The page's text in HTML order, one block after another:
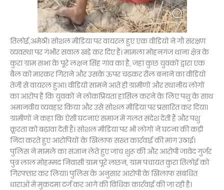
तिलोई,अमेठी। सोशल मीडिया पर वायरल हुए एक वीडियो ने गौ संरक्षण
व्यवस्था पर गंभीर सवाल खड़े कर दिए हैं। मामला मोहनगंज थाना क्षेत्र के
कुरा ग्राम सभा के पूरे लक्षन सिंह गांव का है, जहां कुछ युवकों द्वारा एक
बैल को मारकर गिराने और उसके ऊपर चढ़कर रील बनाने का वीडियो
तेजी से वायरल हुआ। वीडियो सामने आते ही ग्रामीणों और स्थानीय लोगों
का आरोप है कि युवकों ने लोकप्रियता हासिल करने के लिए पशु के साथ
अमानवीय व्यवहार किया और उसे सोशल मीडिया पर प्रसारित कर दिया।
ग्रामीणों ने कहा कि ऐसी घटनाएं समाज में गलत संदेश देती हैं और पशु
क्रूरता को बढ़ावा देती हैं। सोशल मीडिया पर भी लोगों ने घटना की कड़ी
निंदा करते हुए आरोपियों के खिलाफ सख्त कार्रवाई की मांग उठाई।
पुलिस ने मामले का संज्ञान लेते हुए जांच शुरू की और आरोपी जावेद गुर्जर
पुत्र लाल मोहम्मद निवासी ग्राम पूरे लछन, ग्राम पंचायत कुरा तिलोई को
गिरफ्तार कर लिया। पुलिस के अनुसार आरोपी के खिलाफ संबंधित
धाराओं में मुकदमा दर्ज कर आगे की विधिक कार्रवाई की जा रही है।